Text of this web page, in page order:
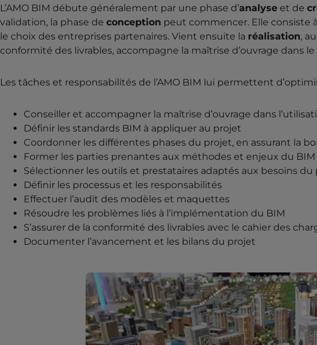
L’AMO BIM débute généralement par une phase d’analyse et de
validation, la phase de conception peut commencer. Elle consiste
le choix des entreprises partenaires. Vient ensuite la réalisation,
conformité des livrables, accompagne la maîtrise d’ouvrage dans
Les tâches et responsabilités de l’AMO BIM lui permettent
Conseiller et accompagner la maîtrise d’ouvrage dans
Définir les standards BIM à appliquer au projet
Coordonner les différentes phases du projet, en assurant la
Former les parties prenantes aux méthodes et enjeux du BIM
Sélectionner les outils et prestataires adaptés aux besoins du
Définir les processus et les responsabilités
Effectuer l’audit des modèles et maquettes
Résoudre les problèmes liés à l’implémentation du BIM
S’assurer de la conformité des livrables avec le cahier des
Documenter l’avancement et les bilans du projet